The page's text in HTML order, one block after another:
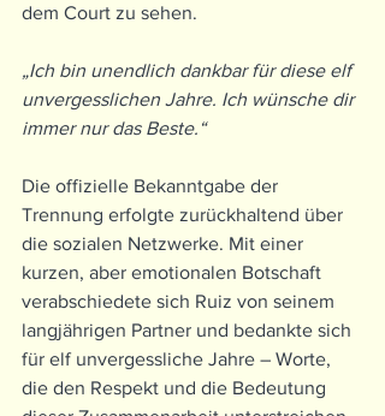
dem Court zu sehen.
„Ich bin unendlich dankbar für diese elf
unvergesslichen Jahre. Ich wünsche dir
immer nur das Beste.“
Die offizielle Bekanntgabe der
Trennung erfolgte zurückhaltend über
die sozialen Netzwerke. Mit einer
kurzen, aber emotionalen Botschaft
verabschiedete sich Ruiz von seinem
langjährigen Partner und bedankte sich
für elf unvergessliche Jahre – Worte,
die den Respekt und die Bedeutung